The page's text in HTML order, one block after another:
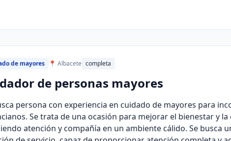
de mayores 📍 Albacete completa
de personas mayores
persona con experiencia en cuidado de mayores para
Se trata de una ocasión para mejorar el bienestar y
atención y compañía en un ambiente cálido. Se busca